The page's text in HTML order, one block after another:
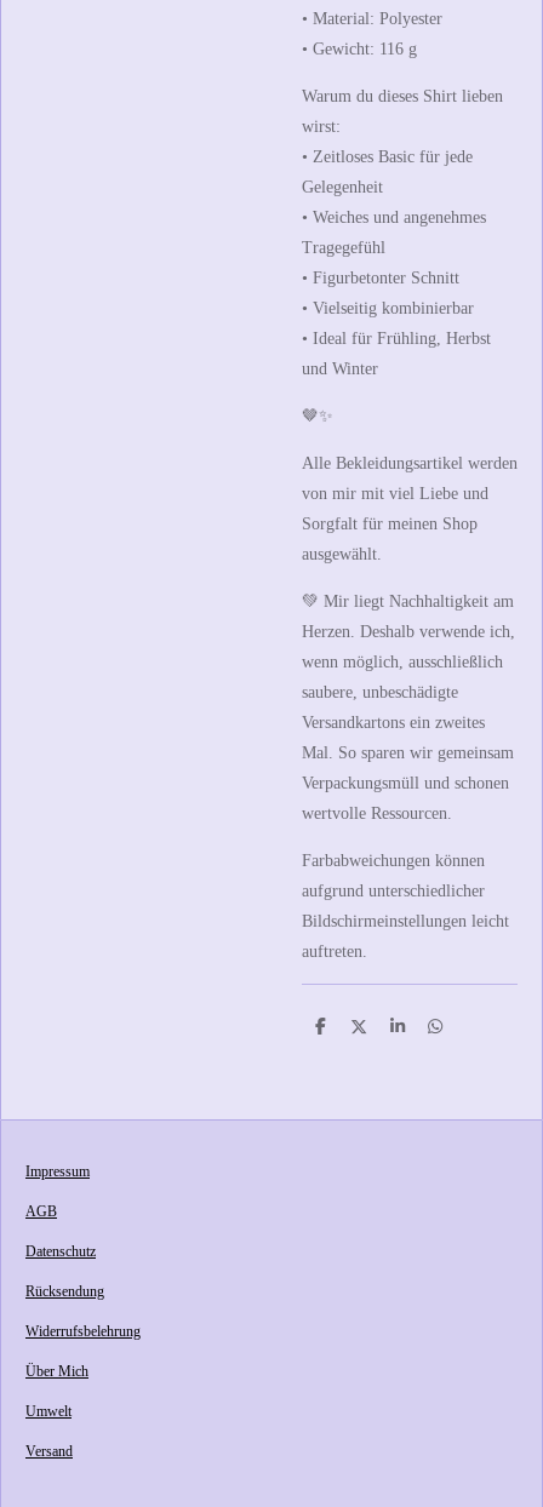
• Material: Polyester
• Gewicht: 116 g
Warum du dieses Shirt lieben
wirst:
• Zeitloses Basic für jede
Gelegenheit
• Weiches und angenehmes
Tragegefühl
• Figurbetonter Schnitt
• Vielseitig kombinierbar
• Ideal für Frühling, Herbst
und Winter
🤎✨
Alle Bekleidungsartikel werden
von mir mit viel Liebe und
Sorgfalt für meinen Shop
ausgewählt.
💚 Mir liegt Nachhaltigkeit am
Herzen. Deshalb verwende ich,
wenn möglich, ausschließlich
saubere, unbeschädigte
Versandkartons ein zweites
Mal. So sparen wir gemeinsam
Verpackungsmüll und schonen
wertvolle Ressourcen.
Farbabweichungen können
aufgrund unterschiedlicher
Bildschirmeinstellungen leicht
auftreten.
T
n
T
n
T
n
T
n
Impressum
AGB
Datenschutz
Rücksendung
Widerrufsbelehrung
Über Mich
Umwelt
Versand